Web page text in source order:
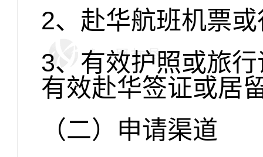
2、赴华航班机票
3、有效护照或旅
有效赴华签证或居
（二）申请渠道